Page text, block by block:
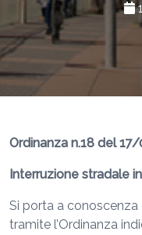
Ordinanza n.18 del
Interruzione stradale
Si porta a conoscenza
tramite l’Ordinanza